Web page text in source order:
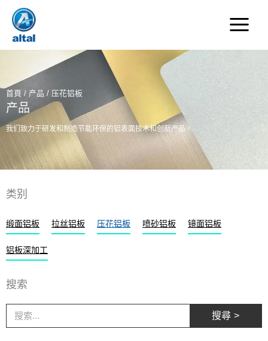
要
首頁 / 产品 / 压花铝板
产品
我们致力于研发和制造节能环保的铝表面技术和创新产品。
类别
缎面铝板 拉丝铝板 压花铝板 喷砂铝板 镜面铝板
铝板深加工
搜索
尋
搜尋 >